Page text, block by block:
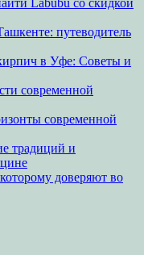
Labubu со скидкой
путеводитель
в Уфе: Советы и
современной
современной
традиций и
доверяют во